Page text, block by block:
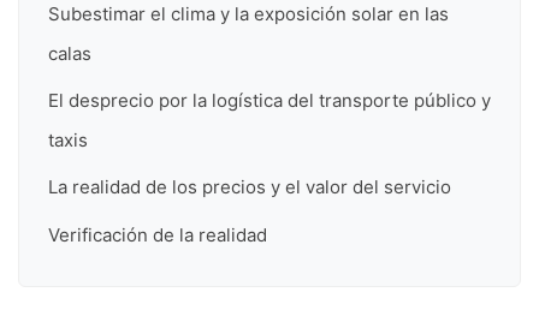
Subestimar el clima y la exposición solar en las
calas
El desprecio por la logística del transporte público y
taxis
La realidad de los precios y el valor del servicio
Verificación de la realidad